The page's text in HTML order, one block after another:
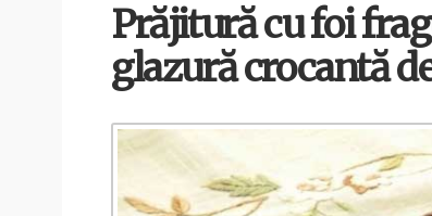
Prăjitură cu foi
glazură crocantă